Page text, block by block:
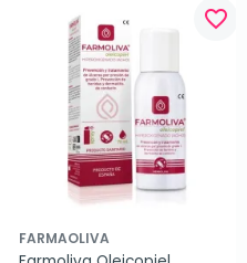
favorite_border
FARMAOLIVA